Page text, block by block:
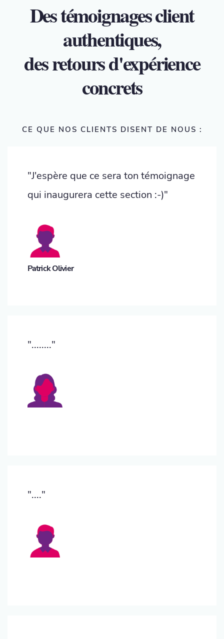
Des témoignages client
authentiques,
des retours d'expérience
concrets
CE QUE NOS CLIENTS DISENT DE NOUS :
"J'espère que ce sera ton témoignage
qui inaugurera cette section :-)"
Patrick Olivier
"........"
"...."